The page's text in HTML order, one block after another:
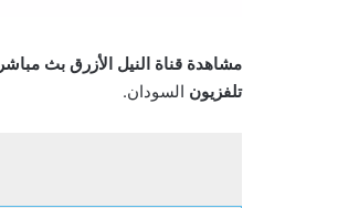
مشاهدة قناة النيل الأزرق بث مباشر blue nile live
تلفزيون السودان.